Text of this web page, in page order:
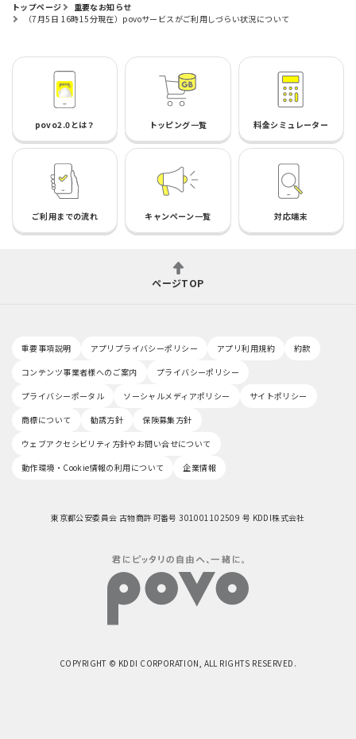
トップページ
重要なお知らせ
（7月5日 16時15分現在）povoサービスがご利用しづらい状況について
povo2.0とは？ トッピング一覧 料金シミュレーター
ご利用までの流れ キャンペーン一覧 対応端末
ページTOP
重要事項説明 アプリプライバシーポリシー アプリ利用規約
約款
コンテンツ事業者様へのご案内
プライバシーポリシー
プライバシーポータル
ソーシャルメディアポリシー
サイトポリシー
商標について
勧誘方針
保険募集方針
ウェブアクセシビリティ方針やお問い合せについて
動作環境・Cookie情報の利用について
企業情報
東京都公安委員会 古物商許可番号 301001102509 号 KDDI株式会社
COPYRIGHT © KDDI CORPORATION, ALL RIGHTS RESERVED.